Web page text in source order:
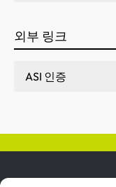
외부 링크
ASI 인증